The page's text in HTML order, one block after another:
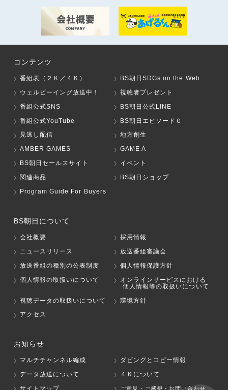
コンテンツ
番組表（２Ｋ／４Ｋ）
BS朝日SDGs on the Web
ウェルビーイング放送中！
視聴者プレゼント
番組公式SNS
BS朝日公式LINE
番組公式YouTube
BS朝日エピソード０
見逃し配信
地方創生
AMBER GAMES
GAME A
BS朝日セールスサイト
イベント
関連商品
BS朝日ショップ
Program Guide For Buyers
BS朝日について
会社概要
採用情報
ニュースリリース
放送番組審議会
放送番組の種別の公表制度
個人情報保護方針
個人情報の取扱いについて
オンラインサービスにおける
個人情報等の取扱いについて
視聴データの取扱いについて
環境方針
アクセス
お知らせ
マルチチャンネル編成
ダビングとコピー情報
データ放送について
４Ｋについて
サイトマップ
ご意見・ご感想・お問い合わせ